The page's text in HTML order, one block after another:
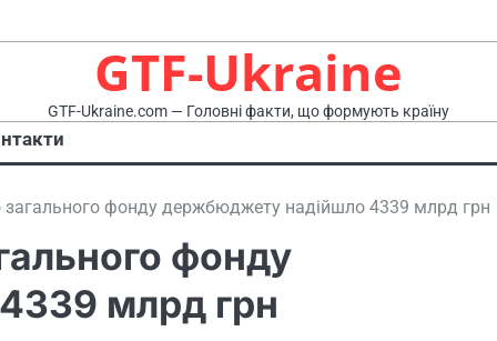
GTF-Ukraine
GTF-Ukraine.com — Головні факти, що формують країну
загального фонду держбюджету надійшло 4339 млрд грн
фонду
млрд грн